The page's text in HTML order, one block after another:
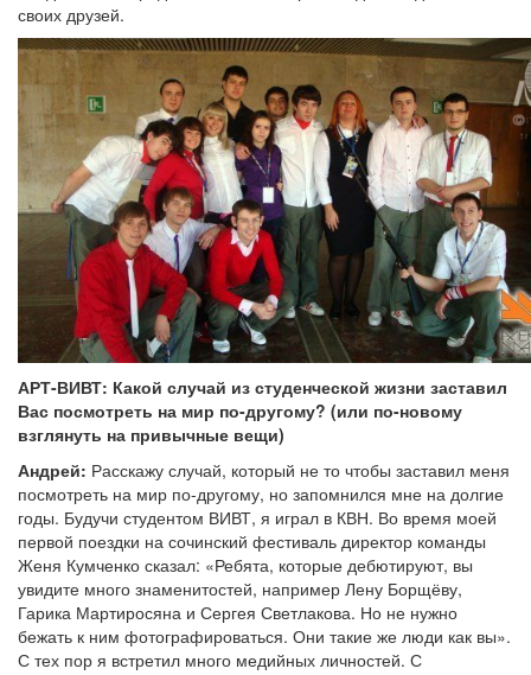
своих друзей.
АРТ-ВИВТ: Какой случай из студенческой жизни заставил
Вас посмотреть на мир по-другому? (или по-новому
взглянуть на привычные вещи)
Андрей: Расскажу случай, который не то чтобы заставил меня
посмотреть на мир по-другому, но запомнился мне на долгие
годы. Будучи студентом ВИВТ, я играл в КВН. Во время моей
первой поездки на сочинский фестиваль директор команды
Женя Кумченко сказал: «Ребята, которые дебютируют, вы
увидите много знаменитостей, например Лену Борщёву,
Гарика Мартиросяна и Сергея Светлакова. Но не нужно
бежать к ним фотографироваться. Они такие же люди как вы».
С тех пор я встретил много медийных личностей. С